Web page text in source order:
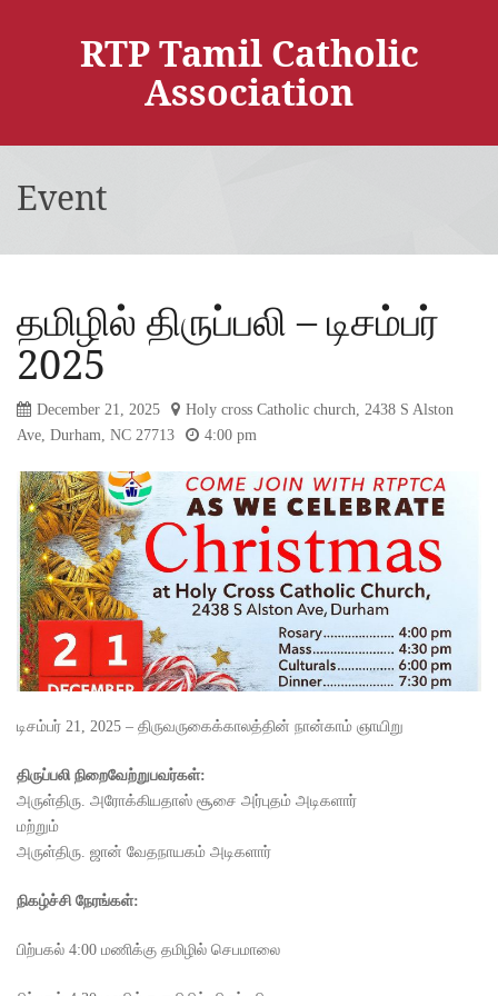
RTP Tamil Catholic
Association
Event
தமிழில் திருப்பலி – டிசம்பர்
2025
December 21, 2025
Holy cross Catholic church, 2438 S Alston
Ave, Durham, NC 27713
4:00 pm
டிசம்பர் 21, 2025 – திருவருகைக்காலத்தின் நான்காம் ஞாயிறு
திருப்பலி நிறைவேற்றுபவர்கள்:
அருள்திரு. அரோக்கியதாஸ் சூசை அர்புதம் அடிகளார்
மற்றும்
அருள்திரு. ஜான் வேதநாயகம் அடிகளார்
நிகழ்ச்சி நேரங்கள்:
பிற்பகல் 4:00 மணிக்கு தமிழில் செபமாலை